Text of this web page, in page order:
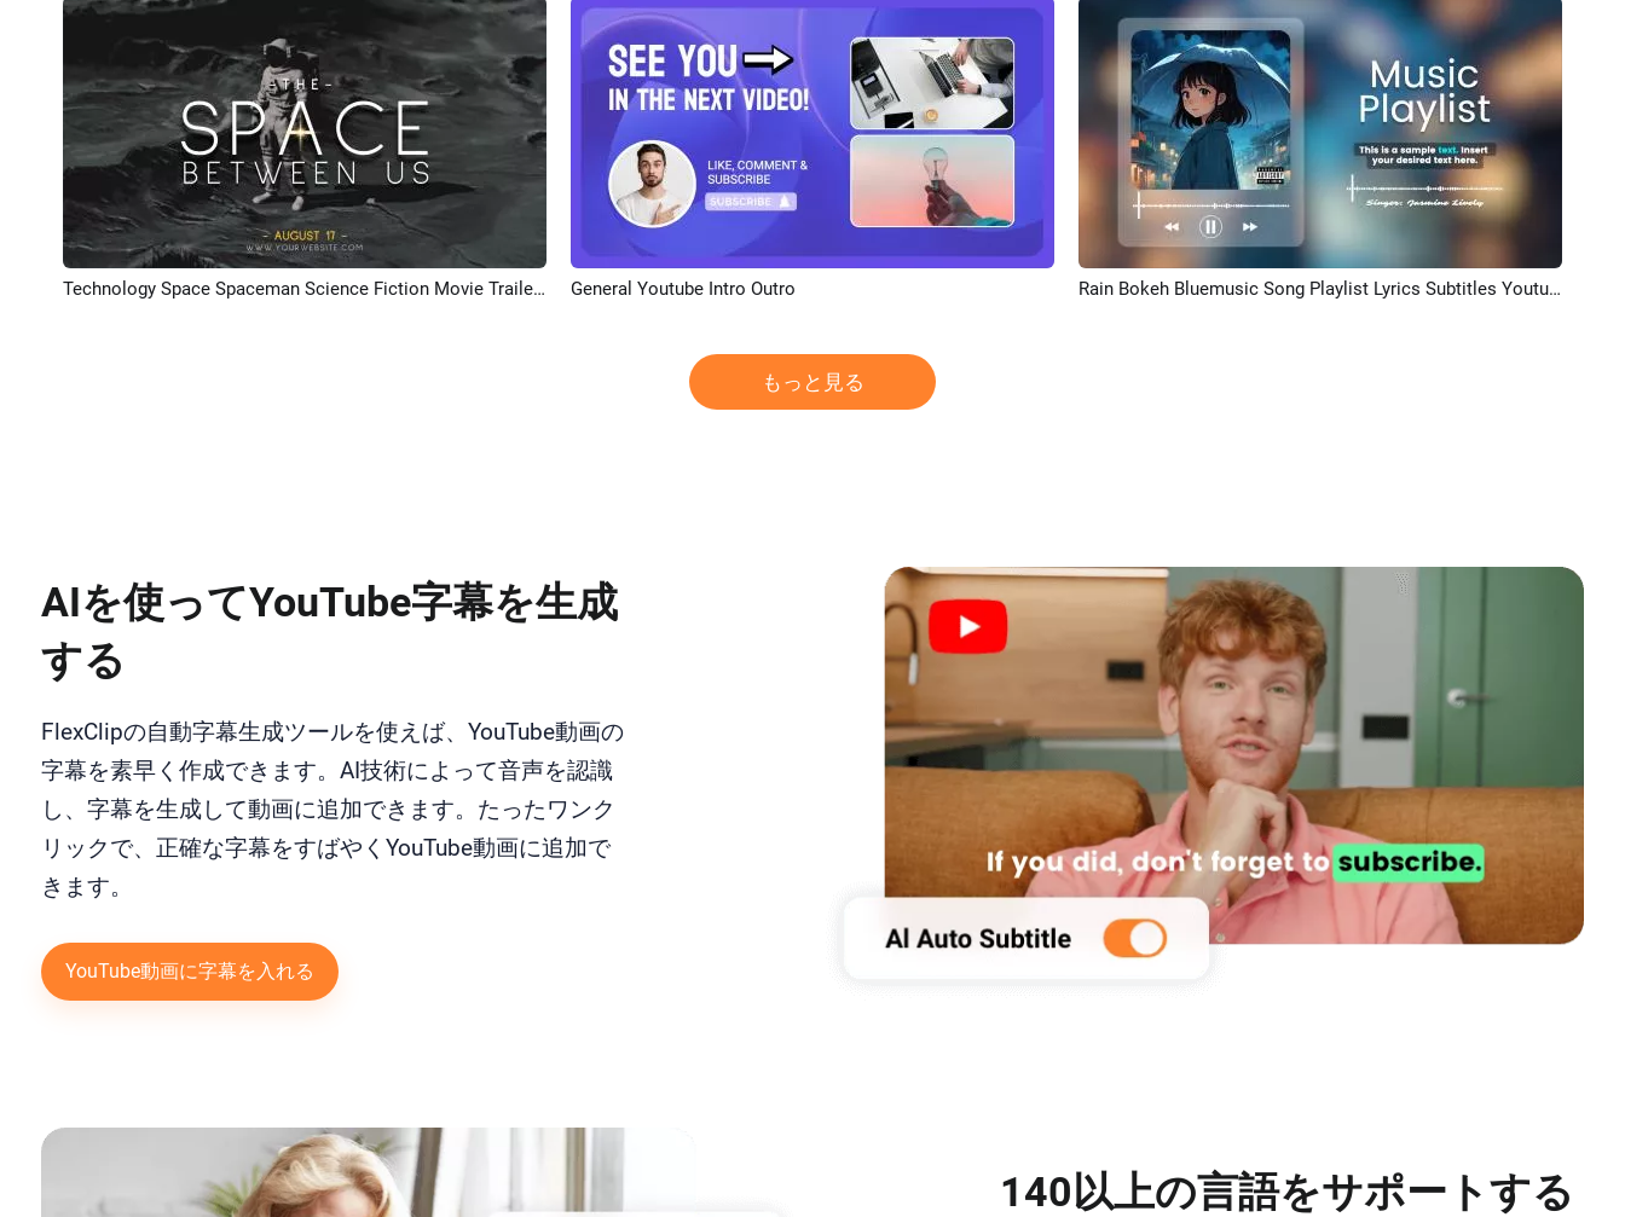
Technology Space Spaceman Science Fiction Movie Trailer Cover Curve Speed Youtube Intro General Youtube Intro Outro Rain Bokeh Bluemusic Song Playlist Lyrics Subtitles Youtube Channel Intro Outro
もっと見る
AIを使ってYouTube字幕を生成
する
FlexClipの自動字幕生成ツールを使えば、YouTube動画の
字幕を素早く作成できます。AI技術によって音声を認識
し、字幕を生成して動画に追加できます。たったワンク
リックで、正確な字幕をすばやくYouTube動画に追加で
きます。
YouTube動画に字幕を入れる
140以上の言語をサポートする